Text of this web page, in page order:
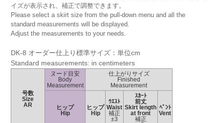
イズが表示され、補正で調整できます。
Please select a skirt size from the pull-down menu and all the
standard measurements will be displayed.
Adjust the measurements to your needs.
DK-8 オーダー仕上り標準サイズ：単位cm
Standard measurements: in centimeters
号数
Size
AR
ヌード目安
Body
Measurement
仕上がりサイズ
Finished
Measurement
ヒップ
Hip
ヒップ
Hip
ｳｴｽﾄ
Waist
補正
±3
ｽｶｰﾄ
前丈
Skirt length
at front
補正
ﾍﾞﾝﾄ
Vent